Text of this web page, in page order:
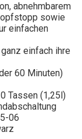
abnehmbarem
sowie
einfachen
einfach ihre
60 Minuten)
Tassen (1,25l)
06